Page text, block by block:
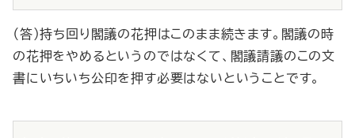
（答）持ち回り閣議の花押はこのまま続きます。閣議の時
の花押をやめるというのではなくて、閣議請議のこの文
書にいちいち公印を押す必要はないということです。